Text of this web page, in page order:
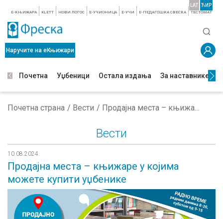
E-КЊИЖАРА KLETT НОВИ ЛОГОС E-УЧИОНИЦА E-УЧИ Е-ПЕДАГОШКА СВЕСКА TЕСТОМАТ
LAT ЋИР
Наручите на еКњижари
Почетна Уџбеници Остала издања За наставнике
Почетна страна Вести Продајна места – књижаре у којима можете купити уџбенике
Вести
10.08.2024.
Продајна места – књижаре у којима
можете купити уџбенике